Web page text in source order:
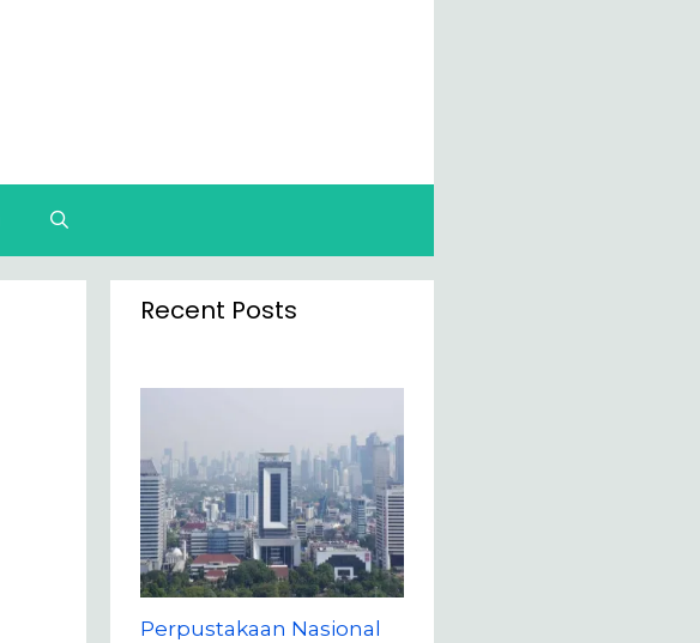
Recent Posts
Perpustakaan Nasional